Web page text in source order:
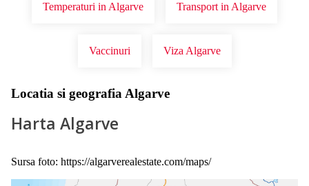
Temperaturi in Algarve Transport in Algarve
Vaccinuri Viza Algarve
Locatia si geografia Algarve
Harta Algarve
Sursa foto: https://algarverealestate.com/maps/